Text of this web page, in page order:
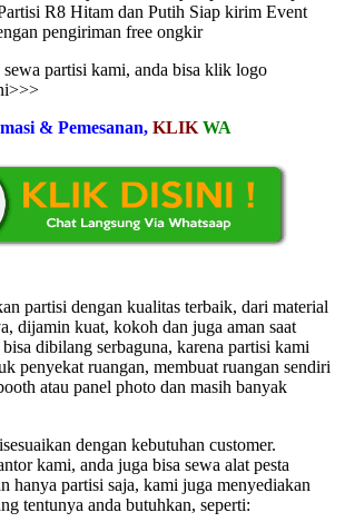
R8 Hitam dan Putih Siap kirim Event
pengiriman free ongkir
partisi kami, anda bisa klik logo
& Pemesanan, KLIK WA
partisi dengan kualitas terbaik, dari material
dijamin kuat, kokoh dan juga aman saat
dibilang serbaguna, karena partisi kami
penyekat ruangan, membuat ruangan sendiri
atau panel photo dan masih banyak
dengan kebutuhan customer.
kami, anda juga bisa sewa alat pesta
hanya partisi saja, kami juga menyediakan
tentunya anda butuhkan, seperti: